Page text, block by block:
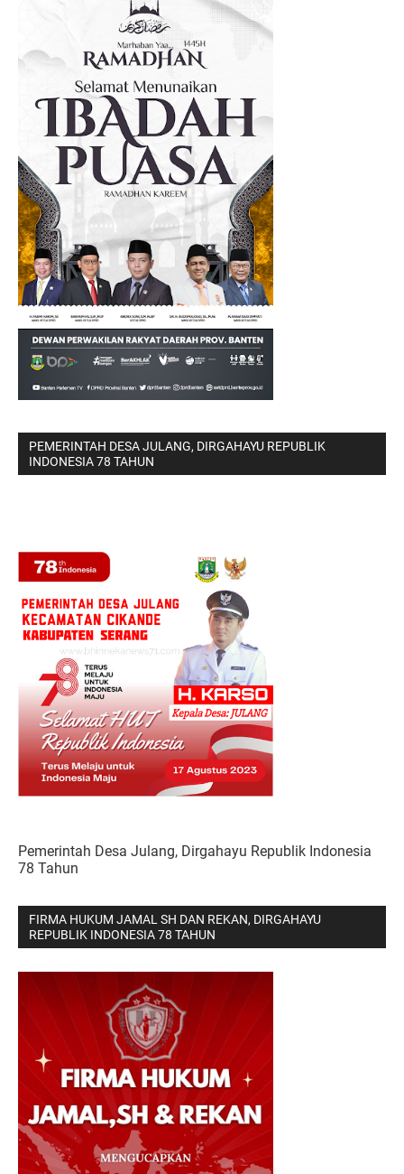
PEMERINTAH DESA JULANG, DIRGAHAYU REPUBLIK
INDONESIA 78 TAHUN
Pemerintah Desa Julang, Dirgahayu Republik Indonesia
78 Tahun
FIRMA HUKUM JAMAL SH DAN REKAN, DIRGAHAYU
REPUBLIK INDONESIA 78 TAHUN